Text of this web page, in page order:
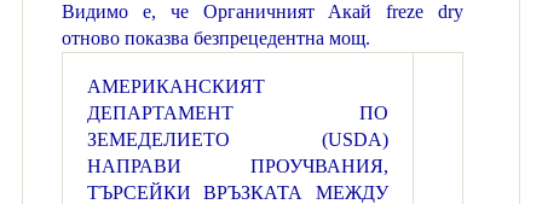
Видимо е, че Органичният Акай freze dry
отново показва безпрецедентна мощ.
АМЕРИКАНСКИЯТ
ДЕПАРТАМЕНТ ПО
ЗЕМЕДЕЛИЕТО (USDA)
НАПРАВИ ПРОУЧВАНИЯ,
ТЪРСЕЙКИ ВРЪЗКАТА МЕЖДУ